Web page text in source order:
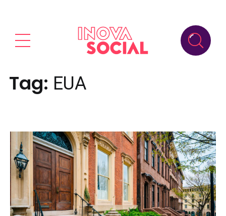
Tag: EUA